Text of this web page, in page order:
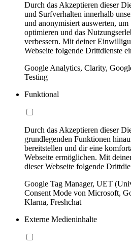
Durch das Akzeptieren dieser
und Surfverhalten innerhalb
und anonymisiert auswerten, um
optimieren und das
verbessern. Mit deiner
Webseite folgende Drittdienste
Google Analytics, Clarity,
Testing
Funktional
Durch das Akzeptieren dieser
grundlegenden Funktionen
bereitstellen und dir eine
Webseite ermöglichen. Mit
dieser Webseite folgende
Google Tag Manager, UET
Consent Mode von Microsoft,
Klarna, Freshchat
Externe Medieninhalte